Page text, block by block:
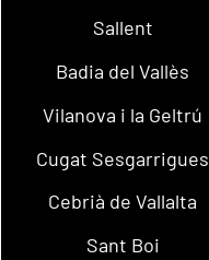
Sallent
Badia del Vallès
Vilanova i la Geltrú
Cugat Sesgarrigues
Cebrià de Vallalta
Sant Boi